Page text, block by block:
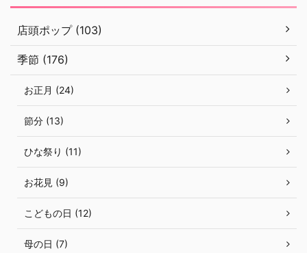
店頭ポップ (103)
季節 (176)
お正月 (24)
節分 (13)
ひな祭り (11)
お花見 (9)
こどもの日 (12)
母の日 (7)